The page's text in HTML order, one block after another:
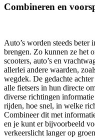
Combineren en
Auto’s worden steeds beter
brengen. Zo kunnen ze het
scooters, auto’s en
allerlei andere waarden,
wegdek. De gedachte
alle fietsers in hun directe
diverse richtingen
rijden, hoe snel, in welke
Combineer dit met
en je kunt er bijvoorbeeld
verkeerslicht langer op